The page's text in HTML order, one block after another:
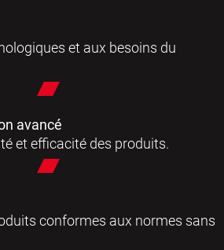
et aux besoins du
avancé
et efficacité des produits.
conformes aux normes sans